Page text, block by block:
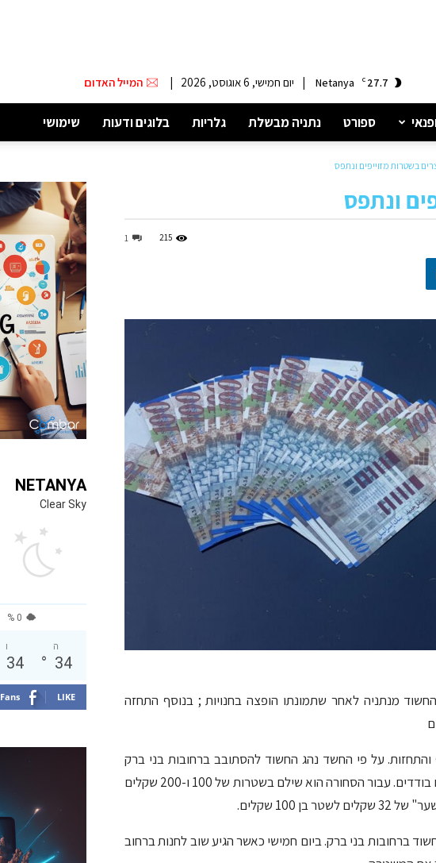
27.7
C
Netanya
| יום חמישי, 6 אוגוסט, 2026 | המייל האדום
ספורט נתניה מבשלת גלריות בלוגים ודעות שימושי
בשטרות מזוייפים ונתפס
ונתפס
1 215
מנתניה לאחר שתמונתו הופצה בחנויות ; בנוסף התחזה
כסף והתחזות. על פי החשד נהג החשוד להסתובב ברחובות בני ברק
ולרכוש בחנויות סחורה בסכומים של עשרות שקלים בודדים. עבור הסחורה הוא שילם בשטרות של 100 ו-200 שקלים
100 שקלים.
ברחובות בני ברק. ביום חמישי כאשר הגיע שוב לחנות ברחוב
NETANYA
Clear Sky
0 %
ה
34
°
ו
34
Fans LIKE